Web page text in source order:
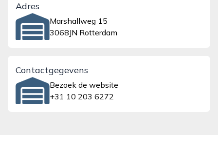
Adres
Marshallweg 15
3068JN Rotterdam
Contactgegevens
Bezoek de website
+31 10 203 6272